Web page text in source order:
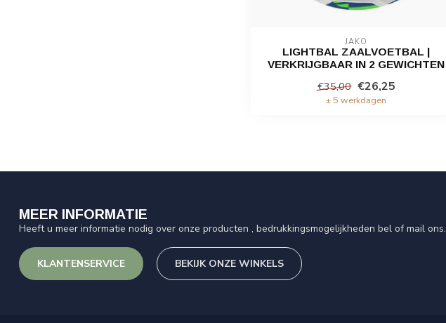
JAKO
LIGHTBAL ZAALVOETBAL |
VERKRIJGBAAR IN 2 GEWICHTEN
€35,00 €26,25
± 5 werkdagen
MEER INFORMATIE
Heeft u meer informatie nodig over onze producten , bedrukkingsmogelijkheden bel of mail ons.
KLANTENSERVICE BEKIJK ONZE WINKELS